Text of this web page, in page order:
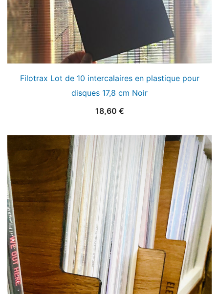
Filotrax Lot de 10 intercalaires en plastique pour
disques 17,8 cm Noir
18,60 €